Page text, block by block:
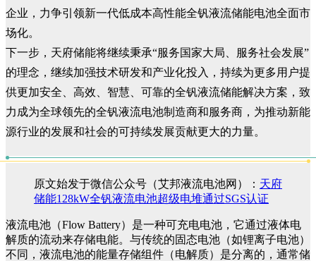
企业，力争引领新一代低成本高性能全钒液流储能电池全面市
场化。
下一步，天府储能将继续秉承“服务国家大局、服务社会发展”
的理念，继续加强技术研发和产业化投入，持续为更多用户提
供更加安全、高效、智慧、可靠的全钒液流储能解决方案，致
力成为全球领先的全钒液流电池制造商和服务商，为推动新能
源行业的发展和社会的可持续发展贡献更大的力量。
原文始发于微信公众号（艾邦液流电池网）： 天府
储能128kW全钒液流电池超级电堆通过SGS认证
液流电池（Flow Battery）是一种可充电电池，它通过液体电
解质的流动来存储电能。与传统的固态电池（如锂离子电池）
不同，液流电池的能量存储组件（电解质）是分离的，通常储